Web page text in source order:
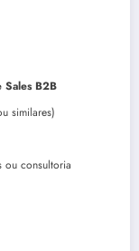
Sales B2B
similares)
ou consultoria